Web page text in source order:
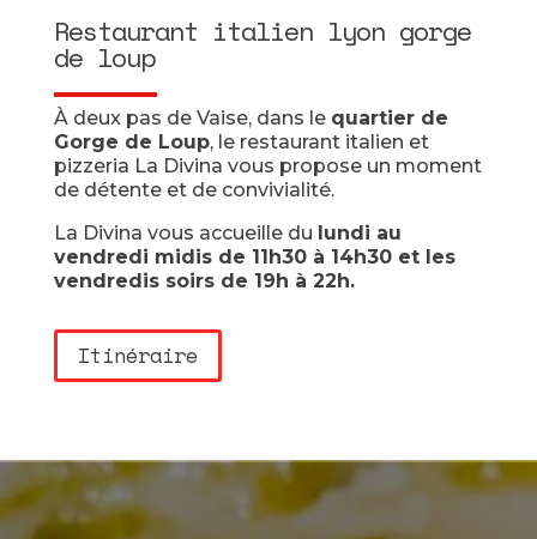
Restaurant italien lyon gorge
de loup
À deux pas de Vaise, dans le quartier de
Gorge de Loup, le restaurant italien et
pizzeria La Divina vous propose un moment
de détente et de convivialité.
La Divina vous accueille du lundi au
vendredi midis de 11h30 à 14h30 et les
vendredis soirs de 19h à 22h.
Itinéraire